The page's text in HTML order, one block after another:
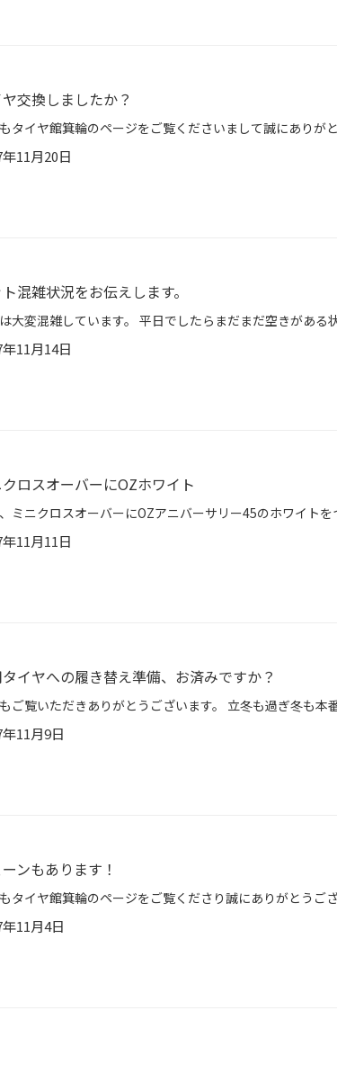
交換しましたか？
11月20日
混雑状況をお伝えします。
11月14日
ロスオーバーにOZホワイト
11月11日
イヤへの履き替え準備、お済みですか？
11月9日
ンもあります！
11月4日